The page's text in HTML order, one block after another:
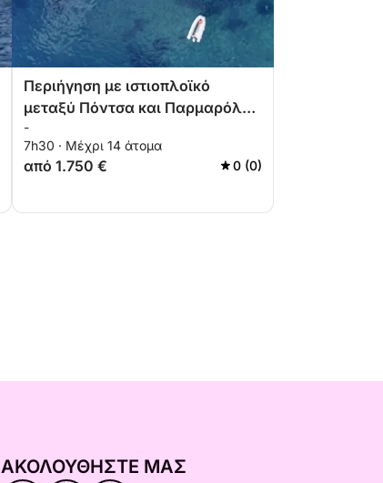
Περιήγηση με ιστιοπλοϊκό
μεταξύ Πόντσα και Παρμαρόλα -
Περιλαμβάνεται γεύμα
-
7h30 · Μέχρι 14 άτομα
από 1.750 € 0 (0)
ΑΚΟΛΟΥΘΉΣΤΕ ΜΑΣ